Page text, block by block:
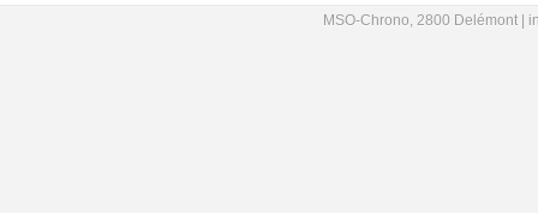
MSO-Chrono, 2800 Delémont |